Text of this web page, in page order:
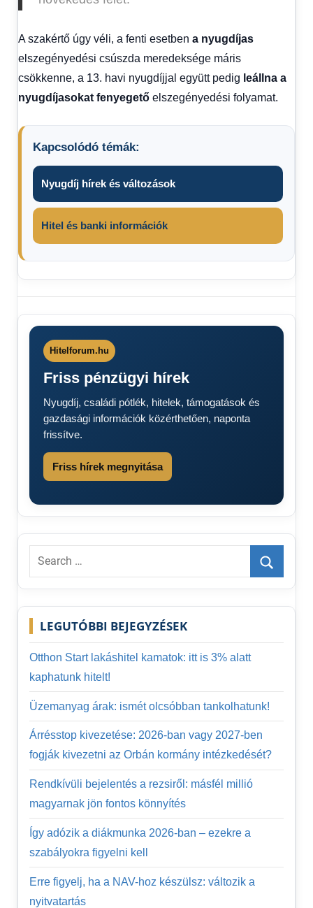
A szakértő úgy véli, a fenti esetben a nyugdíjas
elszegényedési csúszda meredeksége máris
csökkenne, a 13. havi nyugdíjjal együtt pedig leállna a
nyugdíjasokat fenyegető elszegényedési folyamat.
Kapcsolódó témák:
Nyugdíj hírek és változások
Hitel és banki információk
havi
nyugdíj
Nyugdíj
Nyugdíj
Nyugdíjasok
Nyugdíjemelés
2026
Nyugdíjkorrekció
2026
Hitelforum.hu
Friss pénzügyi hírek
Nyugdíj, családi pótlék, hitelek, támogatások és
gazdasági információk közérthetően, naponta
frissítve.
Friss hírek megnyitása
Search
Search
LEGUTÓBBI BEJEGYZÉSEK
Otthon Start lakáshitel kamatok: itt is 3% alatt
kaphatunk hitelt!
Üzemanyag árak: ismét olcsóbban tankolhatunk!
Árrésstop kivezetése: 2026-ban vagy 2027-ben
fogják kivezetni az Orbán kormány intézkedését?
Rendkívüli bejelentés a rezsiről: másfél millió
magyarnak jön fontos könnyítés
Így adózik a diákmunka 2026-ban – ezekre a
szabályokra figyelni kell
Erre figyelj, ha a NAV-hoz készülsz: változik a
nyitvatartás